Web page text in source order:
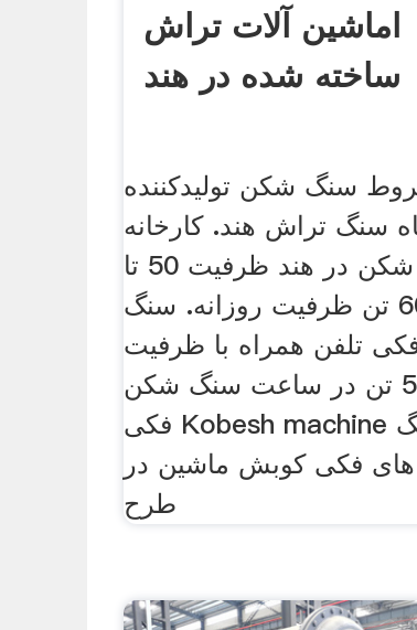
اماشین آلات تراش
ساخته شده در هند
سنگ شکن تولیدکننده
سنگ تراش هند. کارخانه
سنگ شکن در هند ظرفیت 50 تا
60 تن ظرفیت روزانه. سنگ
تلفن همراه با ظرفیت
50 تن در ساعت سنگ شکن
فکی Kobesh machine سنگ
فکی کوبش ماشین در
طرح